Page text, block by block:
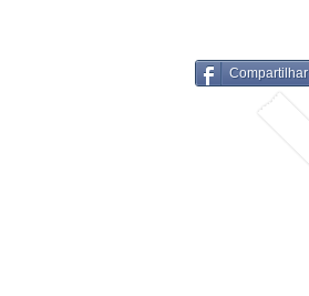
Compartilhar